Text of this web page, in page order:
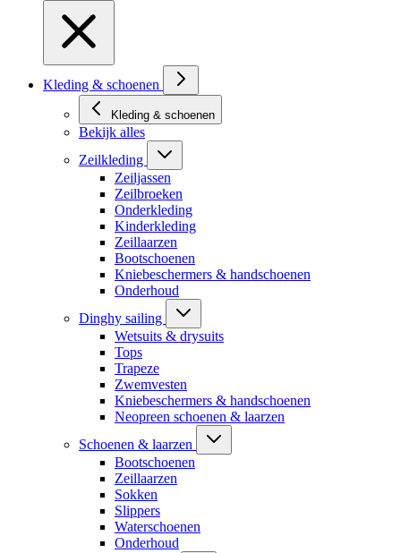
Kleding & schoenen
Kleding & schoenen
Bekijk alles
Zeilkleding
Zeiljassen
Zeilbroeken
Onderkleding
Kinderkleding
Zeillaarzen
Bootschoenen
Kniebeschermers & handschoenen
Onderhoud
Dinghy sailing
Wetsuits & drysuits
Tops
Trapeze
Zwemvesten
Kniebeschermers & handschoenen
Neopreen schoenen & laarzen
Schoenen & laarzen
Bootschoenen
Zeillaarzen
Sokken
Slippers
Waterschoenen
Onderhoud